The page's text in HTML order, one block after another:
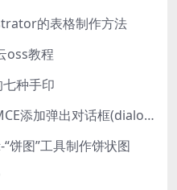
的表格制作方法
oss教程
种手印
WordPress编辑器TinyMCE添加弹出对话框(dialog)按钮的方法
饼图”工具制作饼状图